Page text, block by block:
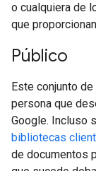
o cualquiera de
que
Público
Este conjunto
persona que
Google. Incluso
bibliotecas
de documentos